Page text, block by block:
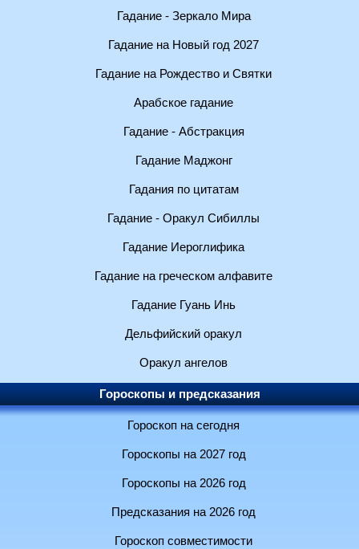
Гадание - Зеркало Мира
Гадание на Новый год 2027
Гадание на Рождество и Святки
Арабское гадание
Гадание - Абстракция
Гадание Маджонг
Гадания по цитатам
Гадание - Оракул Сибиллы
Гадание Иероглифика
Гадание на греческом алфавите
Гадание Гуань Инь
Дельфийский оракул
Оракул ангелов
Гороскопы и предсказания
Гороскоп на сегодня
Гороскопы на 2027 год
Гороскопы на 2026 год
Предсказания на 2026 год
Гороскоп совместимости